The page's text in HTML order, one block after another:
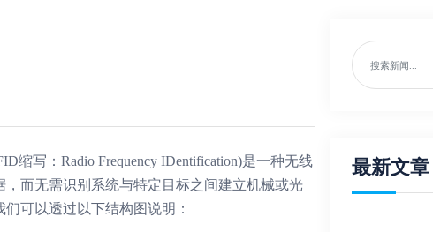
缩写：Radio Frequency IDentification)是一种无线
而无需识别系统与特定目标之间建立机械或光
可以透过以下结构图说明：
最新文章